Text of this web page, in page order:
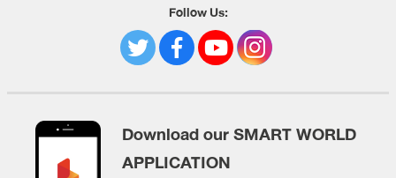
Follow Us:
Download our SMART WORLD
APPLICATION